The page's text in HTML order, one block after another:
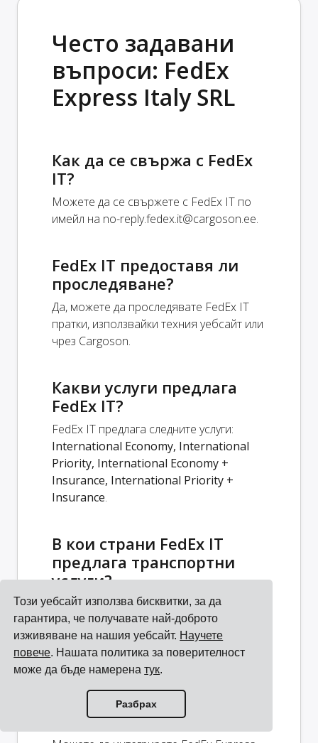
Този уебсайт използва бисквитки, за да
гарантира, че получавате най-доброто
изживяване на нашия уебсайт. Научете
повече. Нашата политика за поверителност
може да бъде намеренатук.
Разбрах
Често задавани
въпроси: FedEx
Express Italy SRL
Как да се свържа с FedEx
IT?
Можете да се свържете с FedEx IT по
имейл на no-reply.fedex.it@cargoson.ee.
FedEx IT предоставя ли
проследяване?
Да, можете да проследявате FedEx IT
пратки, използвайки техния уебсайт или
чрез Cargoson.
Какви услуги предлага
FedEx IT?
FedEx IT предлага следните услуги:
International Economy, International
Priority, International Economy +
Insurance, International Priority +
Insurance.
В кои страни FedEx IT
предлага транспортни
услуги?
FedEx IT е базиран в Италия, но
предлага услуги в 238 страни — вижте
картата и списъка по-долу.
Как да интегрирам FedEx
Express Italy SRL с моята
система?